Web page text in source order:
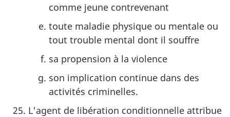
comme jeune contrevenant
toute maladie physique ou mentale ou
tout trouble mental dont il souffre
sa propension à la violence
son implication continue dans des
activités criminelles.
L'agent de libération conditionnelle attribue